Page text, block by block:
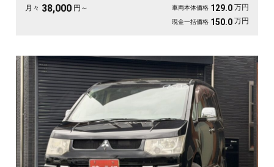
年保証付》💺✨🚗🎵💎
月々 38,000 円～ 車両本体価格 129.0 万円
現金一括価格 150.0 万円